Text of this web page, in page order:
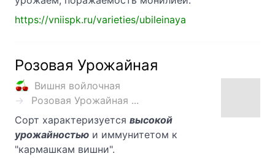
https://vniispk.ru/varieties/ubileinaya
Розовая Урожайная
Вишня войлочная
Розовая Урожайная ...
Сорт характеризуется высокой
урожайностью и иммунитетом к
"кармашкам вишни".